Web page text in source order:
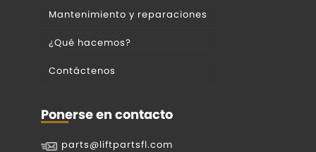
Mantenimiento y reparaciones
¿Qué hacemos?
Contáctenos
Ponerse en contacto
parts@liftpartsfl.com